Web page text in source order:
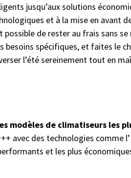
jusqu’aux solutions
et à la mise en avant
possible de rester au frais sans se
besoins spécifiques, et faites le
l’été sereinement tout en
modèles de climatiseurs les
avec des technologies comme
et les plus